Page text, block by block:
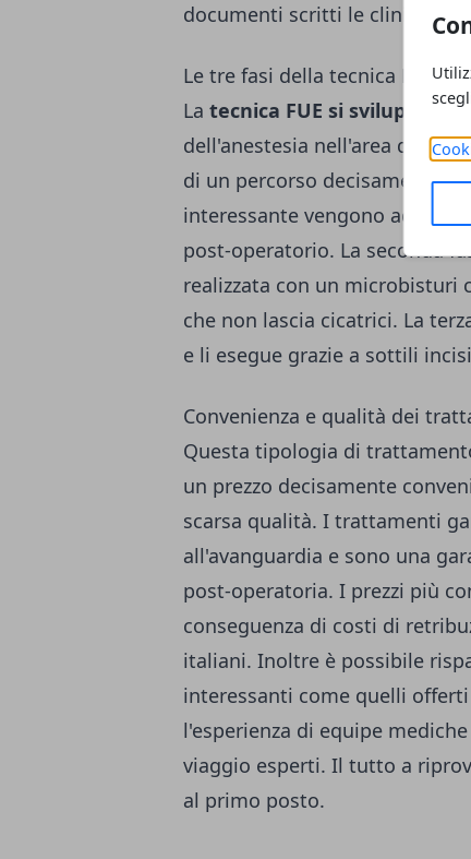
documenti scritti le cliniche
Le tre fasi della tecnica FUE
La tecnica FUE si sviluppa in
dell'anestesia nell'area dove
di un percorso decisamente
interessante vengono
post-operatorio. La seconda
realizzata con un microbisturi
che non lascia cicatrici. La
e li esegue grazie a sottili
Convenienza e qualità dei
Questa tipologia di
un prezzo decisamente
scarsa qualità. I trattamenti
all'avanguardia e sono una
post-operatoria. I prezzi più
conseguenza di costi di
italiani. Inoltre è possibile
interessanti come quelli
l'esperienza di equipe
viaggio esperti. Il tutto a
al primo posto.